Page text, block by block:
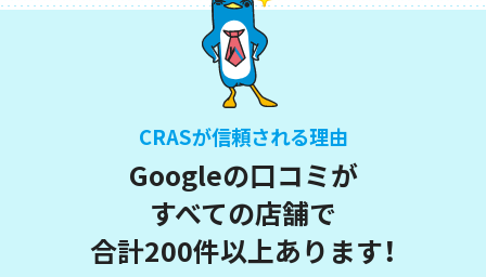
CRASが信頼される理由
Googleの口コミが
すべての店舗で
合計200件以上あります！